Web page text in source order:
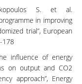
S. et al.
in improving
trial”, European
178
influence of energy
on output and CO2
approach”, Energy